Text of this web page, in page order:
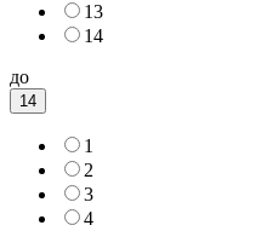
13
14
до
14
1
2
3
4